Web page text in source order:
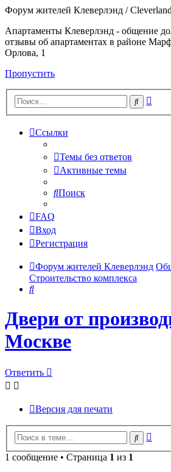
Форум жителей Клеверлэнд / Cleverland
Апартаменты Клеверлэнд - общение
отзывы об апартаментах в районе
Орлова, 1
Пропустить
Поиск
Ссылки
Темы без ответов
Активные темы
Поиск
FAQ
Вход
Регистрация
Форум жителей Клеверлэнд
Строительство комплекса
Поиск
Двери от
Москве
Ответить
Версия для печати
Поиск
1 сообщение • Страница 1 из 1